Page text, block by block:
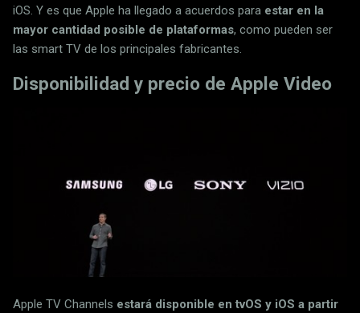
iOS. Y es que Apple ha llegado a acuerdos para estar en la
mayor cantidad posible de plataformas, como pueden ser
las smart TV de los principales fabricantes.
Disponibilidad y precio de Apple Video
Apple TV Channels estará disponible en tvOS y iOS a partir